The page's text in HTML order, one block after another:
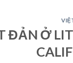
ĐẢN Ở